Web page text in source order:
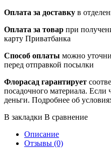
Оплата за доставку в
Оплата за товар при
карту Приватбанка
Способ оплаты можно
перед отправкой посылки
Флорасад гарантирует
посадочного материала.
деньги. Подробнее об
В закладки В сравнение
Описание
Отзывы (0)